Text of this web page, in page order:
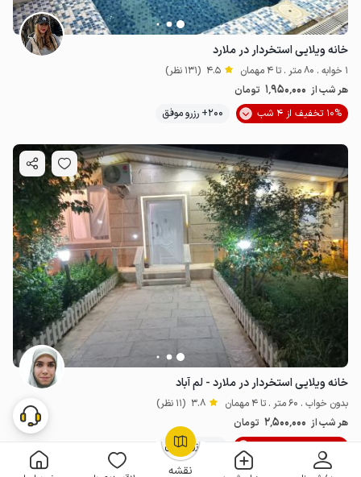
نقشه
OpenStreetMap
خانه ویلایی استخردار در ملارد
1 خوابه . 80 متر . تا 4 مهمان 4.5 (131 نظر)
هر شب از 1٬950٬000 تومان
10% تخفیف از 4 شب
200+ رزرو موفق
خانه ویلایی استخردار در ملارد - لم آباد
بدون خواب . 60 متر . تا 4 مهمان 3.8 (11 نظر)
هر شب از 2٬500٬000 تومان
20% تخفیف از 3 شب